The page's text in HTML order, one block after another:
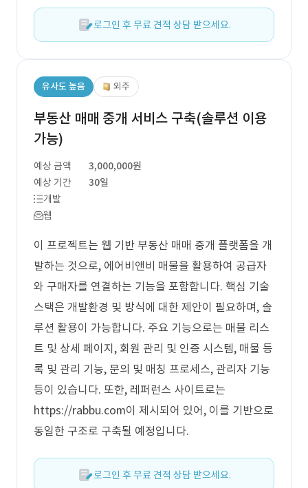
로그인 후 무료 견적 상담 받으세요.
유사도 높음 외주
부동산 매매 중개 서비스 구축(솔루션 이용
가능)
예상 금액
3,000,000원
예상 기간
30일
개발
웹
이 프로젝트는 웹 기반 부동산 매매 중개 플랫폼을 개
발하는 것으로, 에어비앤비 매물을 활용하여 공급자
와 구매자를 연결하는 기능을 포함합니다. 핵심 기술
스택은 개발환경 및 방식에 대한 제안이 필요하며, 솔
루션 활용이 가능합니다. 주요 기능으로는 매물 리스
트 및 상세 페이지, 회원 관리 및 인증 시스템, 매물 등
록 및 관리 기능, 문의 및 매칭 프로세스, 관리자 기능
등이 있습니다. 또한, 레퍼런스 사이트로는
https://rabbu.com이 제시되어 있어, 이를 기반으로
동일한 구조로 구축될 예정입니다.
로그인 후 무료 견적 상담 받으세요.